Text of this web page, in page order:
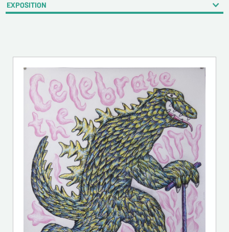
EXPOSITION